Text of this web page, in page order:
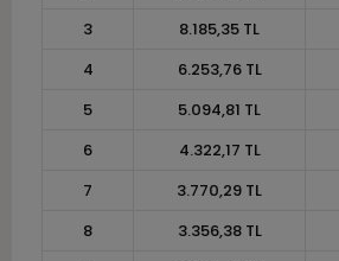
3
8.185,35 TL
4
6.253,76 TL
5
5.094,81 TL
6
4.322,17 TL
7
3.770,29 TL
8
3.356,38 TL